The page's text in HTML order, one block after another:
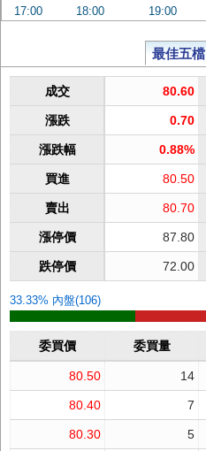
17:00 18:00 19:00
最佳五檔
成交 80.60
漲跌 0.70
漲跌幅 0.88%
買進 80.50
賣出 80.70
漲停價 87.80
跌停價 72.00
33.33% 內盤(106)
委買價 委買量
80.50 14
80.40 7
80.30 5